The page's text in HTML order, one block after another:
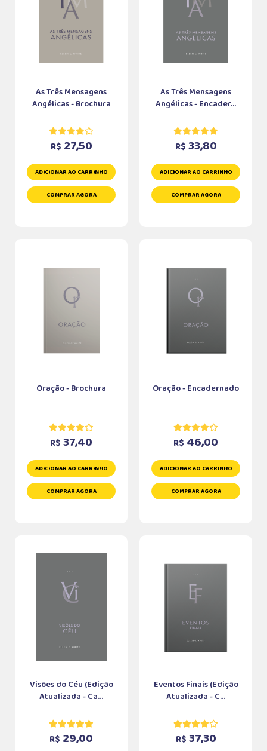
As Três Mensagens
Angélicas - Brochura
R$ 27,50
ADICIONAR AO CARRINHO
COMPRAR AGORA
As Três Mensagens
Angélicas - Encader...
R$ 33,80
ADICIONAR AO CARRINHO
COMPRAR AGORA
Oração - Brochura
R$ 37,40
ADICIONAR AO CARRINHO
COMPRAR AGORA
Oração - Encadernado
R$ 46,00
ADICIONAR AO CARRINHO
COMPRAR AGORA
Visões do Céu (Edição
Atualizada - Ca...
R$ 29,00
Eventos Finais (Edição
Atualizada - C...
R$ 37,30